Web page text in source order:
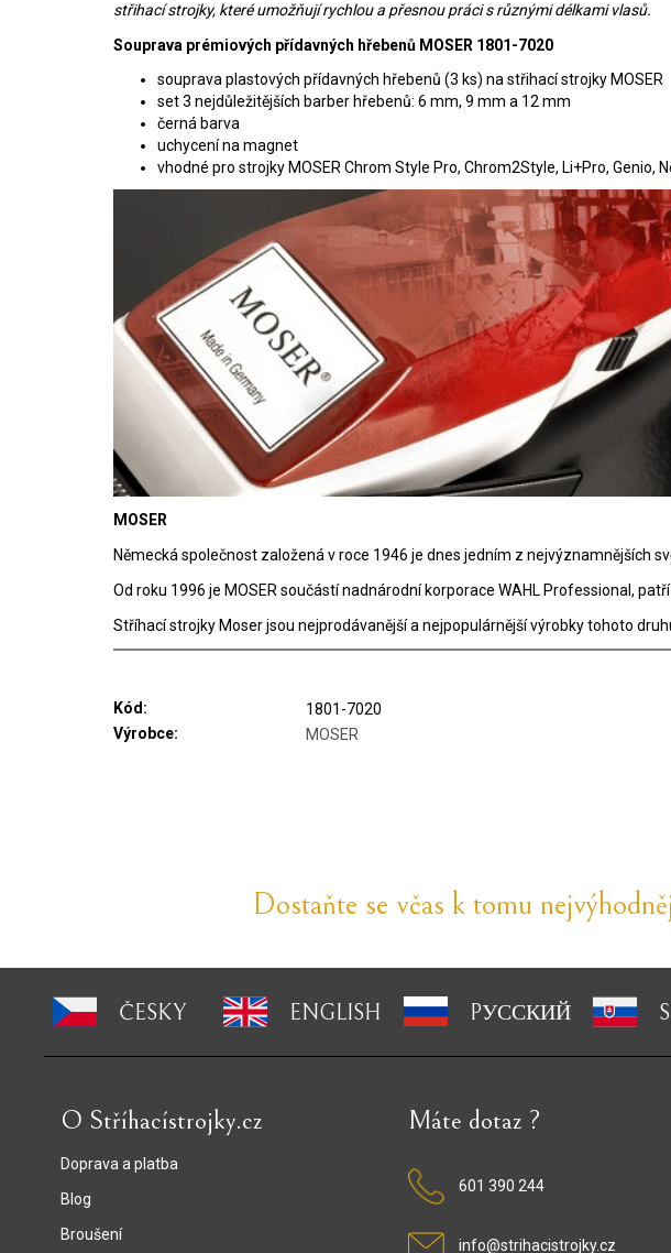
střihací strojky, které umožňují rychlou a přesnou práci s různými délkami vlasů.
Souprava prémiových přídavných hřebenů MOSER 1801-7020
souprava plastových přídavných hřebenů (3 ks) na střihací strojky MOSER
set 3 nejdůležitějších barber hřebenů: 6 mm, 9 mm a 12 mm
černá barva
uchycení na magnet
vhodné pro strojky MOSER Chrom Style Pro, Chrom2Style, Li+Pro, Genio,
MOSER
Německá společnost založená v roce 1946 je dnes jedním z nejvýznamnějších
Od roku 1996 je MOSER součástí nadnárodní korporace WAHL Professional,
Stříhací strojky Moser jsou nejprodávanější a nejpopulárnější výrobky tohoto
Kód:
1801-7020
Výrobce:
MOSER
Dostaňte se včas k tomu
ČESKY ENGLISH PУССКИЙ
O Stříhacístrojky.cz
Doprava a platba
Blog
Broušení
Máte dotaz ?
601 390 244
info@strihacistrojky.cz